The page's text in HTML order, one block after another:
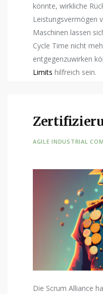
könnte, wirkliche
Leistungsvermögen
Maschinen lassen
Cycle Time nicht
entgegenzuwirken
Limits hilfreich sein.
AGILE INDUSTRIAL
Die Scrum Alliance